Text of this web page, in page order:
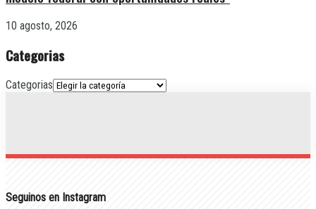
10 agosto, 2026
Categorias
Categorias
Seguinos en Instagram